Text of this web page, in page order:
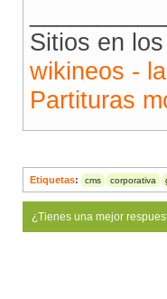
Sitios en
wikineos -
Partituras
Etiquetas: cms corporativa
¿Tienes una mejor